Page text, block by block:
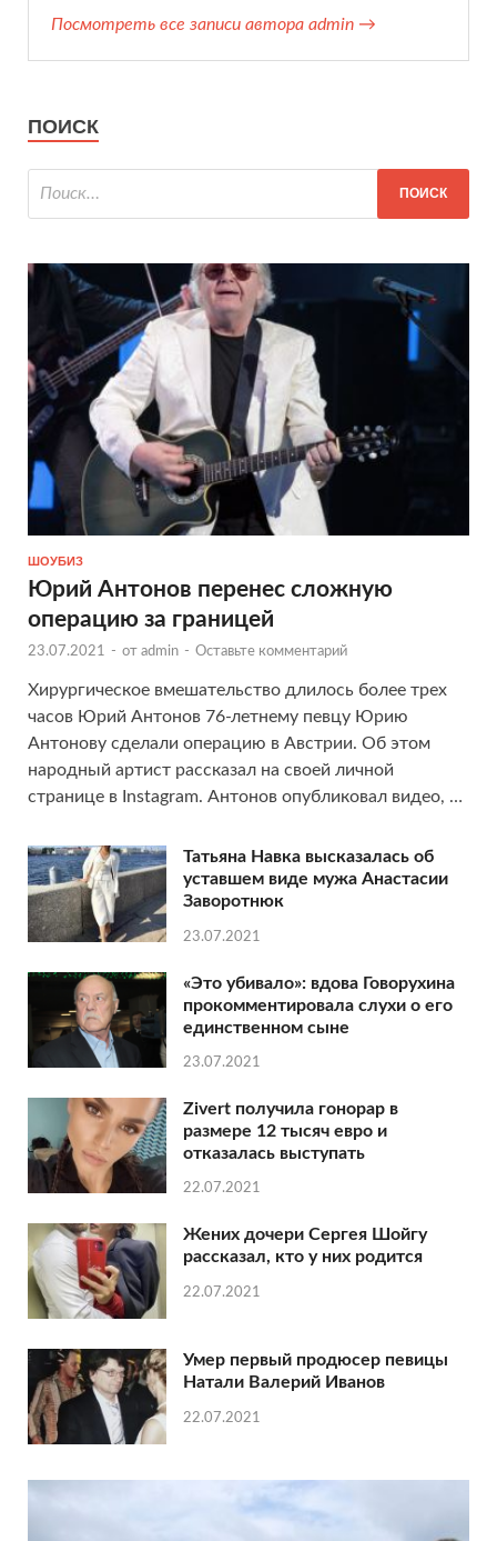
Посмотреть все записи автора admin →
ПОИСК
ШОУБИЗ
Юрий Антонов перенес сложную
операцию за границей
23.07.2021 - от admin - Оставьте комментарий
Хирургическое вмешательство длилось более трех
часов Юрий Антонов 76-летнему певцу Юрию
Антонову сделали операцию в Австрии. Об этом
народный артист рассказал на своей личной
странице в Instagram. Антонов опубликовал видео, …
Татьяна Навка высказалась об
уставшем виде мужа Анастасии
Заворотнюк
23.07.2021
«Это убивало»: вдова Говорухина
прокомментировала слухи о его
единственном сыне
23.07.2021
Zivert получила гонорар в
размере 12 тысяч евро и
отказалась выступать
22.07.2021
Жених дочери Сергея Шойгу
рассказал, кто у них родится
22.07.2021
Умер первый продюсер певицы
Натали Валерий Иванов
22.07.2021